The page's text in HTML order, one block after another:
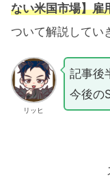
ない米国市場】雇
ついて解説してい
リッヒ
記事後
今後の